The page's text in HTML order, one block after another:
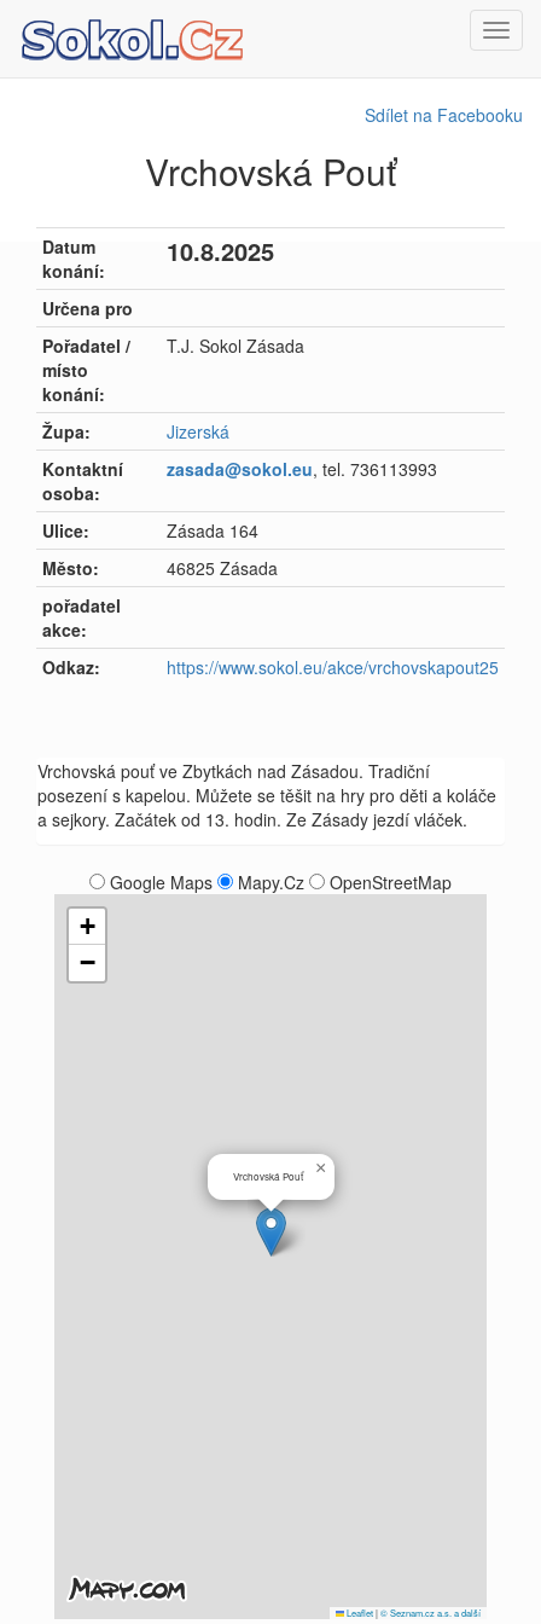
Sdílet na Facebooku
Vrchovská Pouť
Datum
konání:
10.8.2025
Určena pro
Pořadatel /
místo
konání:
T.J. Sokol Zásada
Župa:
Jizerská
Kontaktní
osoba:
zasada@sokol.eu, tel. 736113993
Ulice:
Zásada 164
Město:
46825 Zásada
pořadatel
akce:
Odkaz:
https://www.sokol.eu/akce/vrchovskapout25
Vrchovská pouť ve Zbytkách nad Zásadou. Tradiční
posezení s kapelou. Můžete se těšit na hry pro děti a koláče
a sejkory. Začátek od 13. hodin. Ze Zásady jezdí vláček.
Google Maps Mapy.Cz OpenStreetMap
Vrchovská Pouť ×
+
−
Leaflet|© Seznam.cz a.s. a další